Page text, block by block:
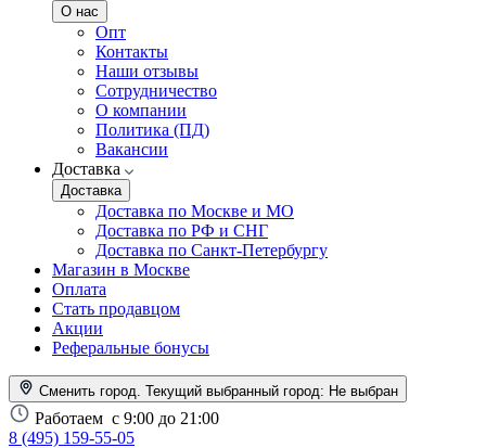
О нас
Опт
Контакты
Наши отзывы
Сотрудничество
О компании
Политика (ПД)
Вакансии
Доставка
Доставка
Доставка по Москве и МО
Доставка по РФ и СНГ
Доставка по Санкт-Петербургу
Магазин в Москве
Оплата
Стать продавцом
Акции
Реферальные бонусы
Сменить город. Текущий выбранный город: Не выбран
Работаем с 9:00 до 21:00
8 (495) 159-55-05